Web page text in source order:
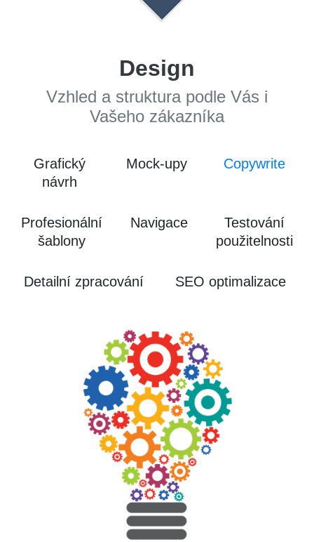
Design
Vzhled a struktura podle Vás i
Vašeho zákazníka
Grafický
návrh
Mock-upy Copywrite
Profesionální
šablony
Navigace
Testování
použitelnosti
Detailní zpracování SEO optimalizace